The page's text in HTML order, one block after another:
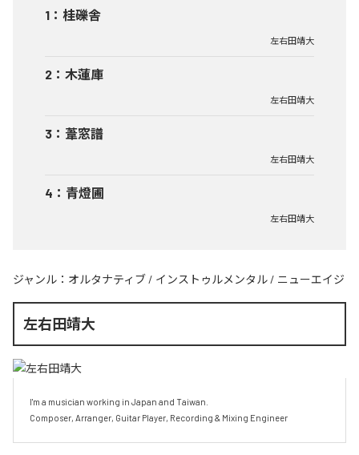
1 ： 桂礫舎
左右田靖大
2 ： 木蓮庫
左右田靖大
3 ： 葦窓譜
左右田靖大
4 ： 青燈圃
左右田靖大
ジャンル： オルタナティブ / インストゥルメンタル / ニューエイジ
左右田靖大
I'm a musician working in Japan and Taiwan.
Composer, Arranger, Guitar Player, Recording & Mixing Engineer